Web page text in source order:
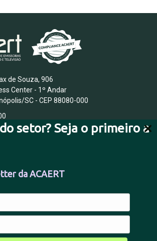
setor? Seja o primeiro a
da ACAERT
de Souza, 906
Center - 1º Andar
SC - CEP 88080-000